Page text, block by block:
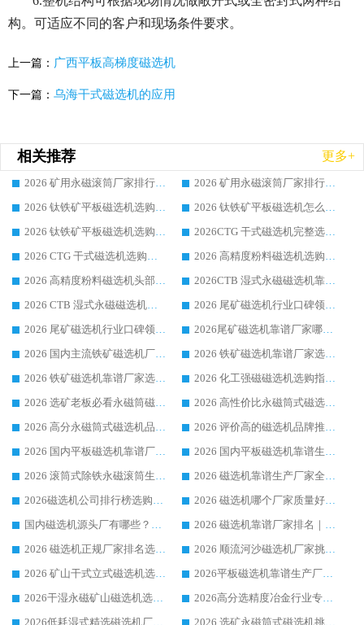
构。可适应不同的客户和现场条件要求。
上一篇： 广西平板高梯度磁选机
下一篇： 乌海干式磁选机的应用
相关推荐 更多+
2026 矿用永磁滚筒厂家排行榜选购干货指南 行业口碑标杆华体会手机网页版-华体会(中国) 实力出众
2026 矿用永磁滚筒厂家排行榜选购指南，行业口碑领域强者华体会手机网页版-华体会(中国)
2026 钛铁矿平板磁选机选购全攻略 市场公认优质品牌厂家实力排行榜
2026 钛铁矿平板磁选机怎么选 靠谱生产企业实力排行榜选购参考攻略
2026 钛铁矿平板磁选机选购指南 行业口碑优选品牌生产企业实力排行榜
2026CTG 干式磁选机完整选购指南 行业口碑顶尖靠谱生产龙头厂家实力推荐
2026 CTG 干式磁选机选购指南|行业口碑靠谱生产厂家领域强者推荐
2026 高精度粉料磁选机选购全攻略 行业优质品牌华体会手机网页版-华体会(中国) 实力深度解析
2026 高精度粉料磁选机头部厂家选购指南 行业口碑靠谱品牌推荐 领域强者华体会手机网页版-华体会(中国) 解析
2026CTB 湿式永磁磁选机靠谱厂家实力排行榜 铁矿选矿设备采购全流程选购指南
2026 CTB 湿式永磁磁选机选购指南|行业口碑良好品牌推荐，领域强者华体会手机网页版-华体会(中国)
2026 尾矿磁选机行业口碑领域强者，源头直供国内主流厂家华体会手机网页版-华体会(中国) 一站式服务
2026 尾矿磁选机行业口碑领域强者，源头直供国内主流厂家华体会手机网页版-华体会(中国) 一站式服务
2026尾矿磁选机靠谱厂家哪家好 行业口碑领域强者华体会手机网页版-华体会(中国) 推荐
2026 国内主流铁矿磁选机厂家选购指南|行业口碑好品牌推荐，领域强者华体会手机网页版-华体会(中国)
2026 铁矿磁选机靠谱厂家选购全攻略 行业标杆华体会手机网页版-华体会(中国) 设备性价比出众
2026 铁矿磁选机靠谱厂家选购指南，领域强者华体会手机网页版-华体会(中国) 铁矿磁选机性价比高
2026 化工强磁磁选机选购指南 5 家行业口碑靠谱厂家领域强者推荐
2026 选矿老板必看永磁筒磁选机推荐 行业头部品牌口碑设备选购全攻略
2026 高性价比永磁筒式磁选机品牌盘点 行业强者口碑实测选购完整指南
2026 高分永磁筒式磁选机品牌推荐 选矿设备强者对比测评采购避坑全攻略
2026 评价高的磁选机品牌推荐选购指南，永磁筒式磁选机设备领域强者全景行业口碑解析
2026 国内平板磁选机靠谱厂家排名 行业实测口碑设备按需选购全指南
2026 国内平板磁选机靠谱生产厂家推荐排名|行业口碑选购指南，领域强者按需选设备
2026 滚筒式除铁永磁滚筒生产厂家推荐排名|行业口碑选购指南，领域强者源头厂商精选
2026 磁选机靠谱生产厂家全梳理 分场景选型行业头部品牌选购参考攻略
2026磁选机公司排行榜选购指南|正规源头厂家推荐，领域强者高性价比靠谱信赖品牌
2026 磁选机哪个厂家质量好？十大靠谱磁电企业排名选购指南
国内磁选机源头厂有哪些？2026 综合实力排名与采购避坑技巧
2026 磁选机靠谱厂家排名｜华体会手机网页版-华体会(中国) 高性价比磁选机磁电品牌
2026 磁选机正规厂家排名选购指南|行业口碑信赖品牌推荐性价比高靠谱磁电企业
2026 顺流河沙磁选机厂家挑选攻略 | 业内口碑龙头企业高性价比品牌推荐
2026 矿山干式立式磁选机选型攻略 梳理深耕磁电装备多年靠谱生产厂商
2026平板磁选机靠谱生产厂家选购指南 行业口碑良好品牌推荐 磁电领域实力强者
2026干湿永磁矿山磁选机选型攻略 优质生产厂家排名 选矿领域高口碑品牌推荐指南
2026高分选精度冶金行业专用磁选机生产厂家,干湿式磁选机源头供应商推荐
2026低耗湿式精​选磁选机厂家怎么选?湿式精选磁选机供应商，行业认可度较高生产厂家华体会手机网页版-华体会(中国) 全面解析
2026 选矿永磁筒式磁选机挑选指南 华体会手机网页版-华体会(中国) 推荐品牌行业口碑佳实力突出